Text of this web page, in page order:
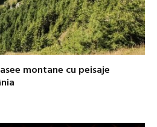
montane cu peisaje